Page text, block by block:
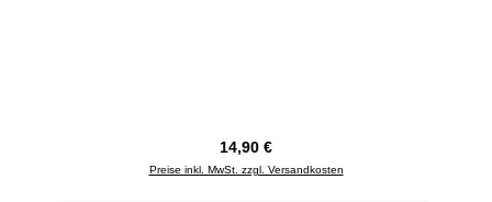
Regulärer Preis:
14,90 €
Preise inkl. MwSt. zzgl. Versandkosten